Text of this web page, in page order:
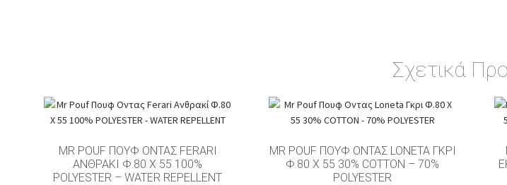
Σχετικά
MR POUF ΠΟΥΦ ΟΝΤΑΣ FERARI
ΑΝΘΡΑΚΊ Φ.80 Χ 55 100%
POLYESTER – WATER REPELLENT
MR POUF ΠΟΥΦ ΟΝΤΑΣ LONETA ΓΚΡΙ
Φ.80 Χ 55 30% COTTON – 70%
POLYESTER